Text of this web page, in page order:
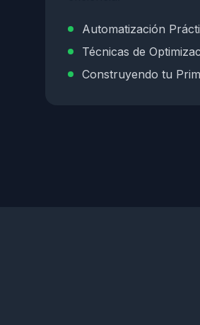
Automatización
Técnicas de
Construyendo tu